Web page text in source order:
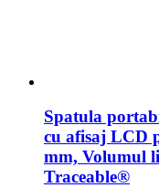
Spatula
cu afisaj LCD
mm, Volumul
Traceable®